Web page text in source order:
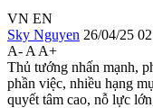
VN EN
Sky Nguyen 26/04/25
A- A A+
Thủ tướng nhấn mạnh,
phần việc, nhiều hạng
quyết tâm cao, nỗ lực